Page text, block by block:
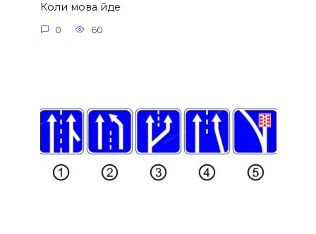
Коли мова йде
0 60